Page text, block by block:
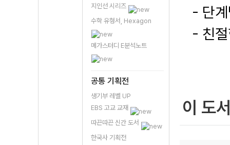
지인선 시리즈
수학 유형서, Hexagon
메가스터디 E분석노트
공통 기획전
생기부 레벨 UP
EBS 고교 교재
따끈따끈 신간 도서
한국사 기획전
- 단
- 친
이 도